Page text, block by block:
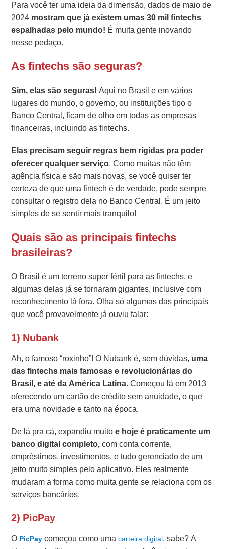
Para você ter uma ideia da dimensão, dados de maio de
2024 mostram que já existem umas 30 mil fintechs
espalhadas pelo mundo! É muita gente inovando
nesse pedaço.
As fintechs são seguras?
Sim, elas são seguras! Aqui no Brasil e em vários
lugares do mundo, o governo, ou instituições tipo o
Banco Central, ficam de olho em todas as empresas
financeiras, incluindo as fintechs.
Elas precisam seguir regras bem rígidas pra poder
oferecer qualquer serviço. Como muitas não têm
agência física e são mais novas, se você quiser ter
certeza de que uma fintech é de verdade, pode sempre
consultar o registro dela no Banco Central. É um jeito
simples de se sentir mais tranquilo!
Quais são as principais fintechs
brasileiras?
O Brasil é um terreno super fértil para as fintechs, e
algumas delas já se tornaram gigantes, inclusive com
reconhecimento lá fora. Olha só algumas das principais
que você provavelmente já ouviu falar:
1) Nubank
Ah, o famoso “roxinho”! O Nubank é, sem dúvidas, uma
das fintechs mais famosas e revolucionárias do
Brasil, e até da América Latina.Começou lá em 2013
oferecendo um cartão de crédito sem anuidade, o que
era uma novidade e tanto na época.
De lá pra cá, expandiu muitoe hoje é praticamente um
banco digital completo,com conta corrente,
empréstimos, investimentos, e tudo gerenciado de um
jeito muito simples pelo aplicativo. Eles realmente
mudaram a forma como muita gente se relaciona com os
serviços bancários.
2) PicPay
O PicPay começou como umacarteira digital, sabe? A